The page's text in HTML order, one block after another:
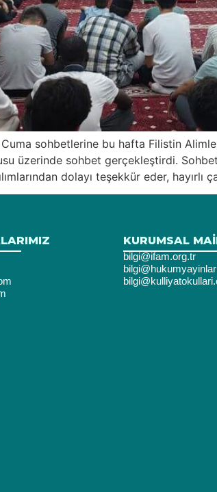
sohbetlerine bu hafta Filistin
üzerinde sohbet gerçekleştirdi.
dolayı teşekkür eder, hayırlı
KURUMSAL
bilgi@ifam.org.tr